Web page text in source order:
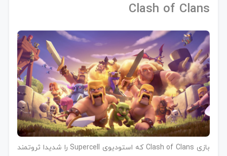
Clash of Clans
بازی Clash of Clans که استودیوی Supercell را شدیدا ثروتمند